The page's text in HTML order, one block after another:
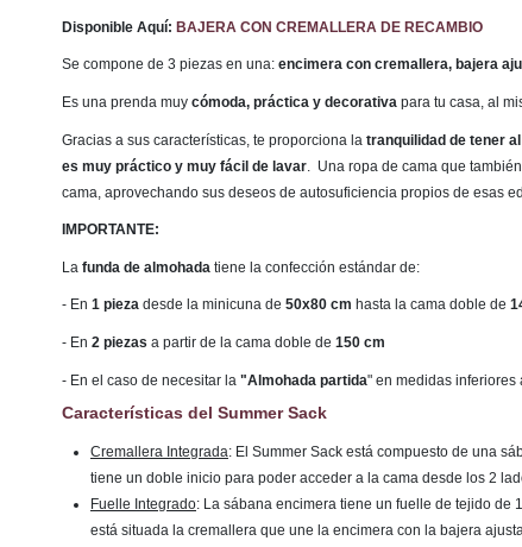
Disponible Aquí: BAJERA CON CREMALLERA DE RECAMBIO
Se compone de 3 piezas en una: encimera con cremallera, bajera
Es una prenda muy cómoda, práctica y decorativa para tu casa, al
Gracias a sus características, te proporciona la tranquilidad de tener
es muy práctico y muy fácil de lavar . Una ropa de cama que
cama, aprovechando sus deseos de autosuficiencia propios de esas
IMPORTANTE:
La funda de almohada tiene la confección estándar de:
- En 1 pieza desde la minicuna de 50x80 cm hasta la cama doble de
- En 2 piezas a partir de la cama doble de 150 cm
- En el caso de necesitar la "Almohada partida" en medidas inferiores
Características del Summer Sack
Cremallera Integrada: El Summer Sack está compuesto de una
tiene un doble inicio para poder acceder a la cama desde los 2
Fuelle Integrado: La sábana encimera tiene un fuelle de tejido de
está situada la cremallera que une la encimera con la bajera